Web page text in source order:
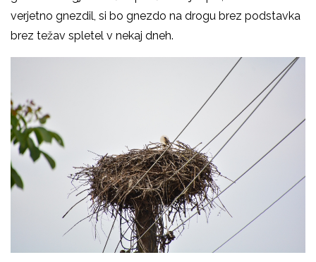
verjetno gnezdil, si bo gnezdo na drogu brez podstavka
brez težav spletel v nekaj dneh.